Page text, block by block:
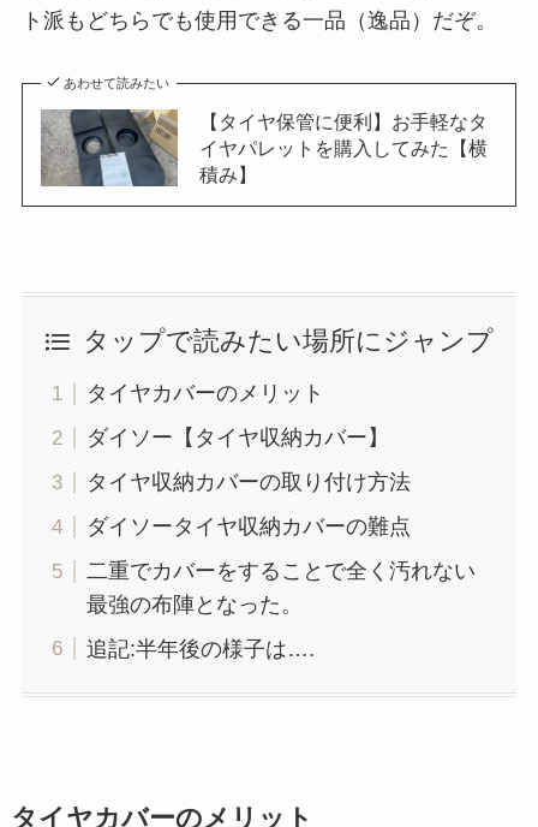
ト派もどちらでも使用できる一品（逸品）だぞ。
あわせて読みたい
【タイヤ保管に便利】お手軽なタ
イヤパレットを購入してみた【横
積み】
タップで読みたい場所にジャンプ
タイヤカバーのメリット
ダイソー【タイヤ収納カバー】
タイヤ収納カバーの取り付け方法
ダイソータイヤ収納カバーの難点
二重でカバーをすることで全く汚れない
最強の布陣となった。
追記:半年後の様子は….
タイヤカバーのメリット